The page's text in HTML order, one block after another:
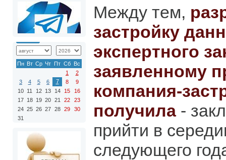
Пн Вт Ср Чт Пт Сб Вс
1
2
3
4 5 6 7 8
9
10 11 12 13 14 15
16
17 18 19 20 21 22
23
24 25 26 27 28 29
30
31
Между тем,
застройку
экспертного
заявленному
компания-
получила-
прийти в
следующего